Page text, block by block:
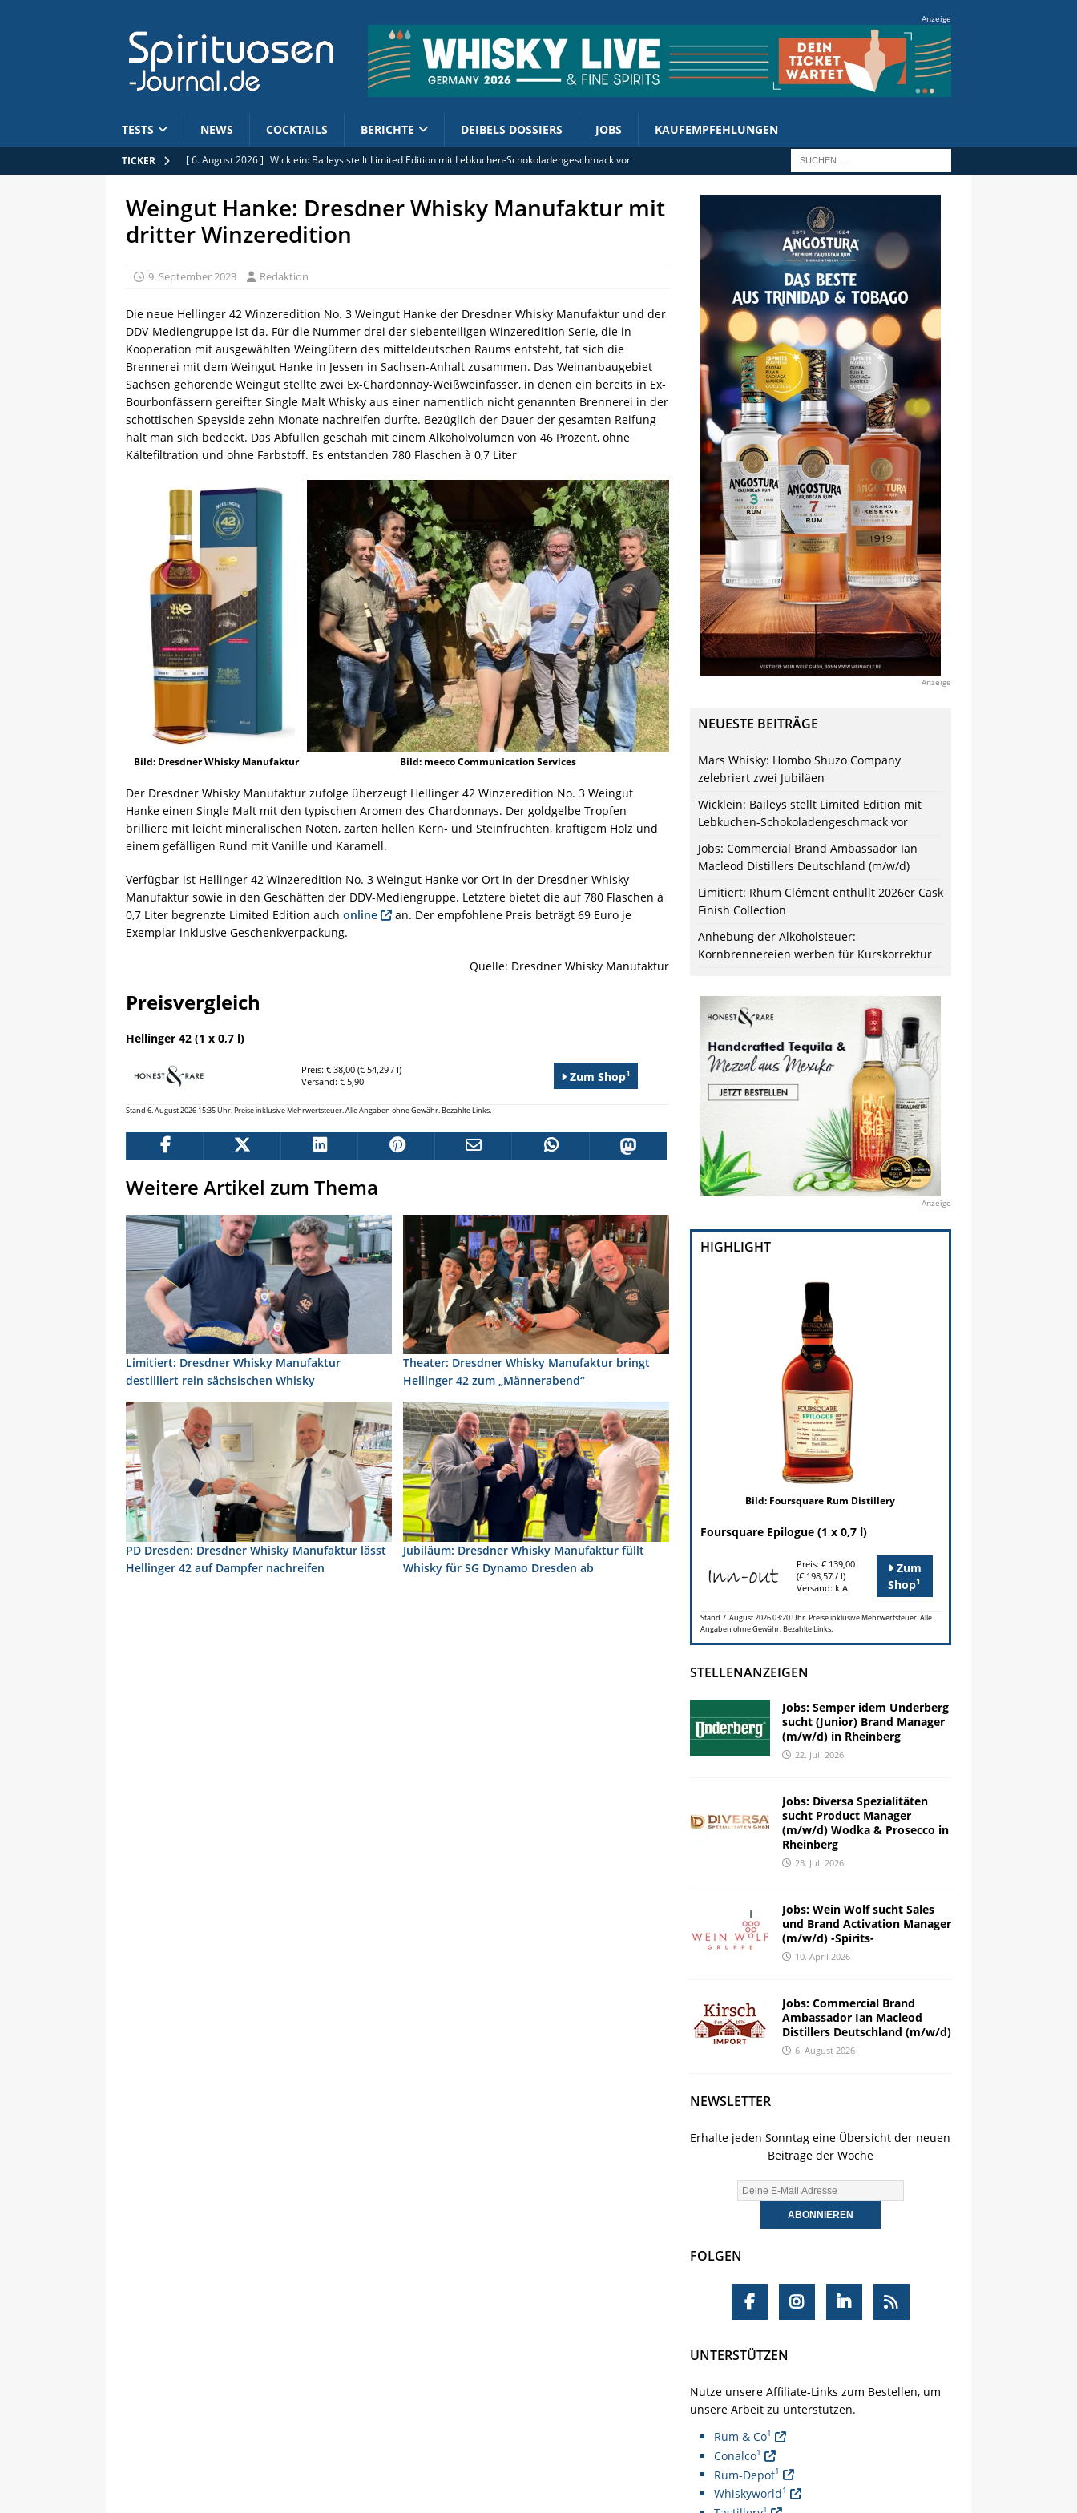
Anzeige
TESTS NEWS COCKTAILS BERICHTE DEIBELS DOSSIERS JOBS KAUFEMPFEHLUNGEN
TICKER [ 6. August 2026 ] Wicklein: Baileys stellt Limited Edition mit Lebkuchen-Schokoladengeschmack vor
[ 5. August 2026 ] Limitiert: Rhum Clément enthüllt 2026er Cask Finish Collection
[ 5. August 2026 ] Anhebung der Alkoholsteuer: Kornbrennereien werben für Kurskorrektur
[ 6. August 2026 ]
Weingut Hanke: Dresdner Whisky Manufaktur mit
dritter Winzeredition
9. September 2023 Redaktion
Die neue Hellinger 42 Winzeredition No. 3 Weingut Hanke der Dresdner Whisky Manufaktur und der
DDV-Mediengruppe ist da. Für die Nummer drei der siebenteiligen Winzeredition Serie, die in
Kooperation mit ausgewählten Weingütern des mitteldeutschen Raums entsteht, tat sich die
Brennerei mit dem Weingut Hanke in Jessen in Sachsen-Anhalt zusammen. Das Weinanbaugebiet
Sachsen gehörende Weingut stellte zwei Ex-Chardonnay-Weißweinfässer, in denen ein bereits in Ex-
Bourbonfässern gereifter Single Malt Whisky aus einer namentlich nicht genannten Brennerei in der
schottischen Speyside zehn Monate nachreifen durfte. Bezüglich der Dauer der gesamten Reifung
hält man sich bedeckt. Das Abfüllen geschah mit einem Alkoholvolumen von 46 Prozent, ohne
Kältefiltration und ohne Farbstoff. Es entstanden 780 Flaschen à 0,7 Liter
Bild: Dresdner Whisky Manufaktur Bild: meeco Communication Services
Der Dresdner Whisky Manufaktur zufolge überzeugt Hellinger 42 Winzeredition No. 3 Weingut
Hanke einen Single Malt mit den typischen Aromen des Chardonnays. Der goldgelbe Tropfen
brilliere mit leicht mineralischen Noten, zarten hellen Kern- und Steinfrüchten, kräftigem Holz und
einem gefälligen Rund mit Vanille und Karamell.
Verfügbar ist Hellinger 42 Winzeredition No. 3 Weingut Hanke vor Ort in der Dresdner Whisky
Manufaktur sowie in den Geschäften der DDV-Mediengruppe. Letztere bietet die auf 780 Flaschen à
0,7 Liter begrenzte Limited Edition auch online
an. Der empfohlene Preis beträgt 69 Euro je
Exemplar inklusive Geschenkverpackung.
Quelle: Dresdner Whisky Manufaktur
Preisvergleich
Hellinger 42 (1 x 0,7 l)
Preis: € 38,00 (€ 54,29 / l)
Versand: € 5,90
Zum Shop1
Stand 6. August 2026 15:35 Uhr. Preise inklusive Mehrwertsteuer. Alle Angaben ohne Gewähr. Bezahlte Links.
Weitere Artikel zum Thema
Limitiert: Dresdner Whisky Manufaktur
destilliert rein sächsischen Whisky
Theater: Dresdner Whisky Manufaktur bringt
Hellinger 42 zum „Männerabend“
PD Dresden: Dresdner Whisky Manufaktur lässt
Hellinger 42 auf Dampfer nachreifen
Jubiläum: Dresdner Whisky Manufaktur füllt
Whisky für SG Dynamo Dresden ab
Anzeige
NEUESTE BEITRÄGE
Mars Whisky: Hombo Shuzo Company
zelebriert zwei Jubiläen
Wicklein: Baileys stellt Limited Edition mit
Lebkuchen-Schokoladengeschmack vor
Jobs: Commercial Brand Ambassador Ian
Macleod Distillers Deutschland (m/w/d)
Limitiert: Rhum Clément enthüllt 2026er Cask
Finish Collection
Anhebung der Alkoholsteuer:
Kornbrennereien werben für Kurskorrektur
Anzeige
HIGHLIGHT
Bild: Foursquare Rum Distillery
Foursquare Epilogue (1 x 0,7 l)
Preis: € 139,00
(€ 198,57 / l)
Versand: k.A.
Zum
Shop1
Stand 7. August 2026 03:20 Uhr. Preise inklusive Mehrwertsteuer. Alle
Angaben ohne Gewähr. Bezahlte Links.
STELLENANZEIGEN
Jobs: Semper idem Underberg
sucht (Junior) Brand Manager
(m/w/d) in Rheinberg
22. Juli 2026
Jobs: Diversa Spezialitäten
sucht Product Manager
(m/w/d) Wodka & Prosecco in
Rheinberg
23. Juli 2026
Jobs: Wein Wolf sucht Sales
und Brand Activation Manager
(m/w/d) -Spirits-
10. April 2026
Jobs: Commercial Brand
Ambassador Ian Macleod
Distillers Deutschland (m/w/d)
6. August 2026
NEWSLETTER
Erhalte jeden Sonntag eine Übersicht der neuen
Beiträge der Woche
FOLGEN
UNTERSTÜTZEN
Nutze unsere Affiliate-Links zum Bestellen, um
unsere Arbeit zu unterstützen.
Rum & Co1
Conalco1
Rum-Depot1
Whiskyworld1
1